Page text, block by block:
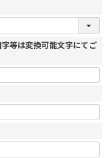
等は変換可能文字にてご